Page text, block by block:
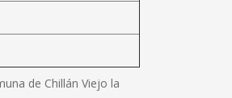
de Chillán Viejo la